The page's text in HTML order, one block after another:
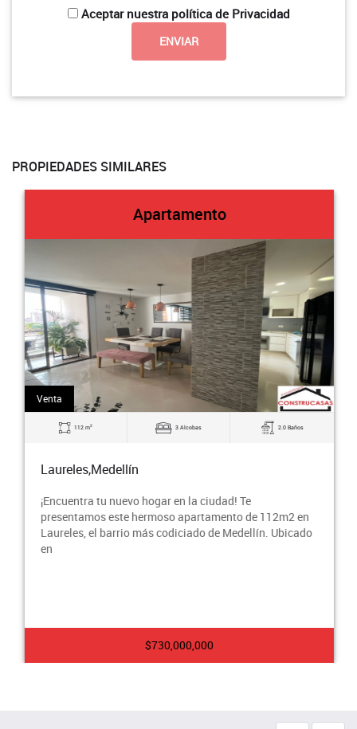
Aceptar nuestra política de Privacidad
PROPIEDADES SIMILARES
Apartamento
Venta
112 m2 3 Alcobas 2.0 Baños
Laureles,Medellín
¡Encuentra tu nuevo hogar en la ciudad! Te
presentamos este hermoso apartamento de 112m2 en
Laureles, el barrio más codiciado de Medellín. Ubicado
en
$730,000,000